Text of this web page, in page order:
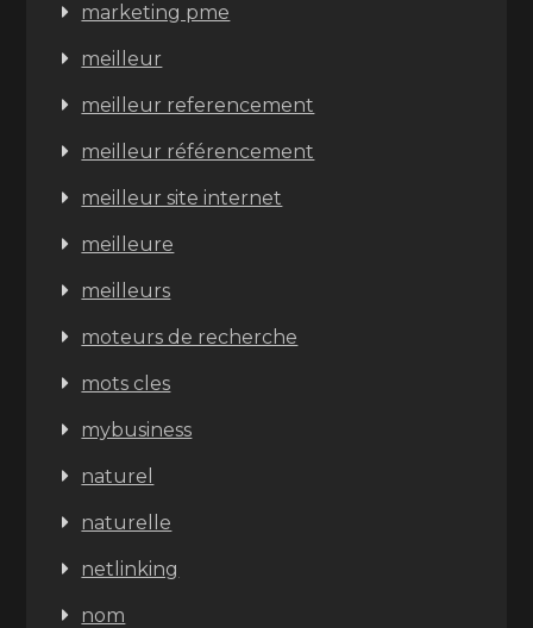
marketing pme
meilleur
meilleur referencement
meilleur référencement
meilleur site internet
meilleure
meilleurs
moteurs de recherche
mots cles
mybusiness
naturel
naturelle
netlinking
nom